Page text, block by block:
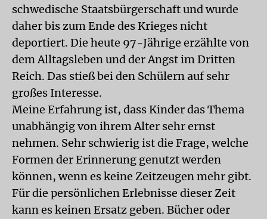
schwedische Staatsbürgerschaft und wurde
daher bis zum Ende des Krieges nicht
deportiert. Die heute 97-Jährige erzählte von
dem Alltagsleben und der Angst im Dritten
Reich. Das stieß bei den Schülern auf sehr
großes Interesse.
Meine Erfahrung ist, dass Kinder das Thema
unabhängig von ihrem Alter sehr ernst
nehmen. Sehr schwierig ist die Frage, welche
Formen der Erinnerung genutzt werden
können, wenn es keine Zeitzeugen mehr gibt.
Für die persönlichen Erlebnisse dieser Zeit
kann es keinen Ersatz geben. Bücher oder